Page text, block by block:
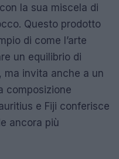
la sua miscela di
Questo prodotto
di come l’arte
un equilibrio di
ma invita anche a un
composizione
e Fiji conferisce
ancora più